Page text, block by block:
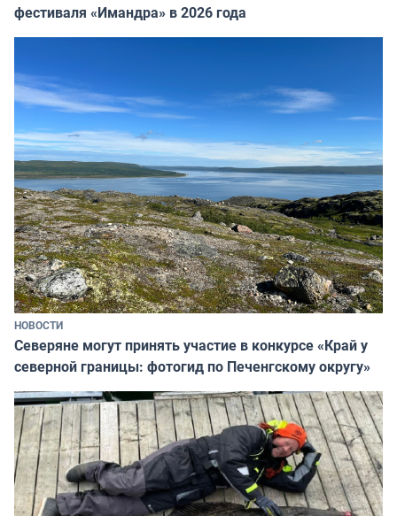
фестиваля «Имандра» в 2026 года
НОВОСТИ
Северяне могут принять участие в конкурсе «Край у
северной границы: фотогид по Печенгскому округу»